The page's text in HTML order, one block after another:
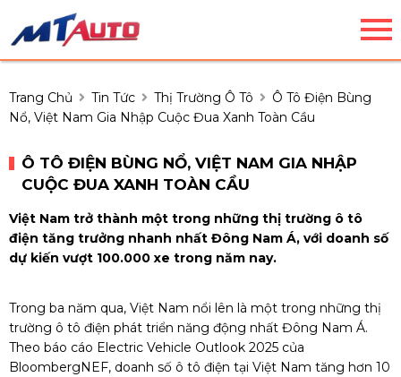
Trang Chủ Tin Tức Thị Trường Ô Tô
Ô Tô Điện Bùng
Nổ, Việt Nam Gia Nhập Cuộc Đua Xanh Toàn Cầu
Ô TÔ ĐIỆN BÙNG NỔ, VIỆT NAM GIA NHẬP
CUỘC ĐUA XANH TOÀN CẦU
Việt Nam trở thành một trong những thị trường ô tô
điện tăng trưởng nhanh nhất Đông Nam Á, với doanh số
dự kiến vượt 100.000 xe trong năm nay.
Trong ba năm qua, Việt Nam nổi lên là một trong những thị
trường ô tô điện phát triển năng động nhất Đông Nam Á.
Theo báo cáo Electric Vehicle Outlook 2025 của
BloombergNEF, doanh số ô tô điện tại Việt Nam tăng hơn 10